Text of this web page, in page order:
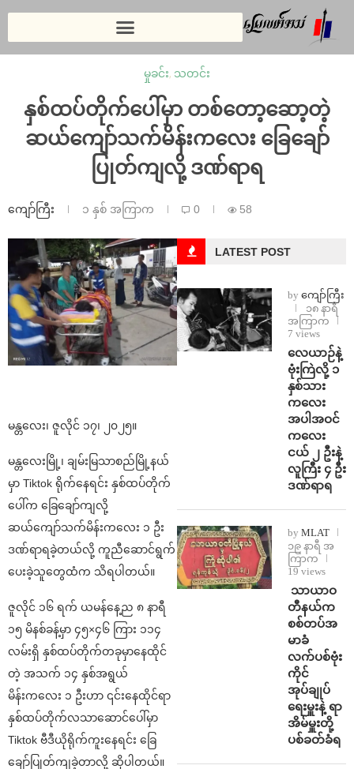
မှုခင်း, သတင်း
နှစ်ထပ်တိုက်ပေါ်မှာ တစ်တော့ဆော့တဲ့
ဆယ်ကျော်သက်မိန်းကလေး ခြေချော်
ပြုတ်ကျလို့ ဒဏ်ရာရ
ကျော်ကြီး ၁ နှစ် အကြာက 0 58
မန္တလေး၊ ဇူလိုင် ၁၇၊ ၂၀၂၅။
မန္တလေးမြို့၊ ချမ်းမြသာစည်မြို့နယ်
မှာ Tiktok ရိုက်နေရင်း နှစ်ထပ်တိုက်
ပေါ်က ခြေချော်ကျလို့
ဆယ်ကျော်သက်မိန်းကလေး ၁ ဦး
ဒဏ်ရာရခဲ့တယ်လို့ ကူညီဆောင်ရွက်
ပေးခဲ့သူတွေထံက သိရပါတယ်။
ဇူလိုင် ၁၆ ရက် ယမန်နေ့ည ၈ နာရီ
၁၅ မိနစ်ခန့်မှာ ၄၅×၄၆ ကြား ၁၁၄
လမ်းရှိ နှစ်ထပ်တိုက်တခုမှာနေထိုင်
တဲ့ အသက် ၁၄ နှစ်အရွယ်
မိန်းကလေး ၁ ဦးဟာ ၎င်းနေထိုင်ရာ
နှစ်ထပ်တိုက်လသာဆောင်ပေါ်မှာ
Tiktok ဗီဒီယိုရိုက်ကူးနေရင်း ခြေ
ချော်ပြုတ်ကျခဲ့တာလို့ ဆိုပါတယ်။
LATEST POST
by ကျော်ကြီး
၁၈ နာရီ
အကြာက
7 views
⁨လေယာဉ်နဲ့
ဗုံးကြဲလို့ ၁
နှစ်သား
ကလေး
အပါအဝင်
ကလေး
ငယ် ၂ ဦးနဲ့
လူကြီး ၄ ဦး
ဒဏ်ရာရ
by MLAT
၁၉ နာရီ အ
ကြာက
19 views
⁩ ⁨သာယာဝ
တီနယ်က
စစ်တပ်အ
မာခံ
လက်ပစ်ဗုံး
ကိုင်
အုပ်ချုပ်
ရေးမှူးနဲ့ ရာ
အိမ်မှူးတို့
ပစ်ခတ်ခံရ